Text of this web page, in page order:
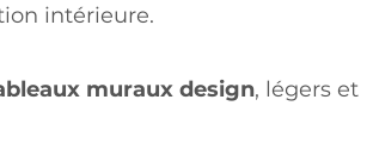
intérieure.
muraux design, légers et